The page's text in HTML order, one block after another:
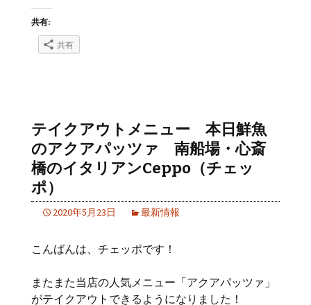
共有:
共有
テイクアウトメニュー 本日鮮魚
のアクアパッツァ 南船場・心斎
橋のイタリアンCeppo（チェッ
ポ）
2020年5月23日 最新情報
こんばんは、チェッポです！
またまた当店の人気メニュー「アクアパッツァ」
がテイクアウトできるようになりました！